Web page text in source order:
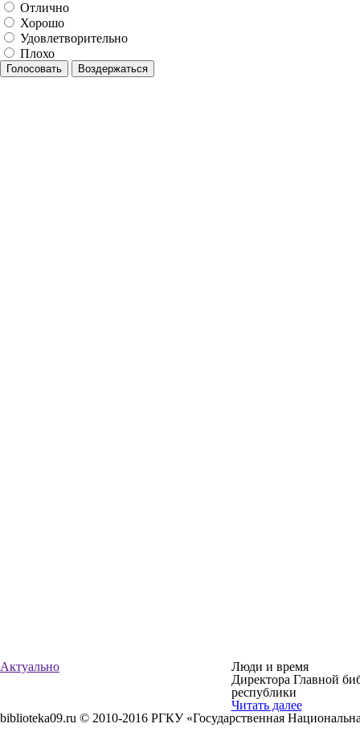
Отлично
Хорошо
Удовлетворительно
Плохо
Голосовать Воздержаться
Актуально
Люди и время
Директора Главной
республики
Читать далее
biblioteka09.ru © 2010-2016 РГКУ «Государственная